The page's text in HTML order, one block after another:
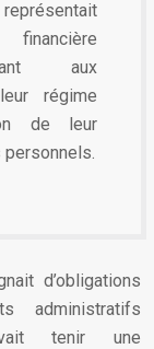
aux
régime
de leur
d’obligations
administratifs
tenir une